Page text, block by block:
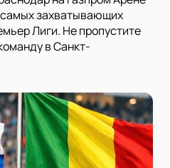
захватывающих
Лиги. Не пропустите
в Санкт-